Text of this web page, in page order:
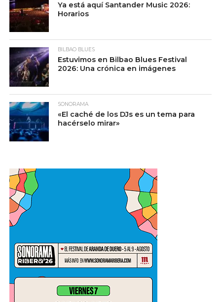
Ya está aquí Santander Music 2026:
Horarios
BILBAO BLUES
Estuvimos en Bilbao Blues Festival
2026: Una crónica en imágenes
SONORAMA
«El caché de los DJs es un tema para
hacérselo mirar»